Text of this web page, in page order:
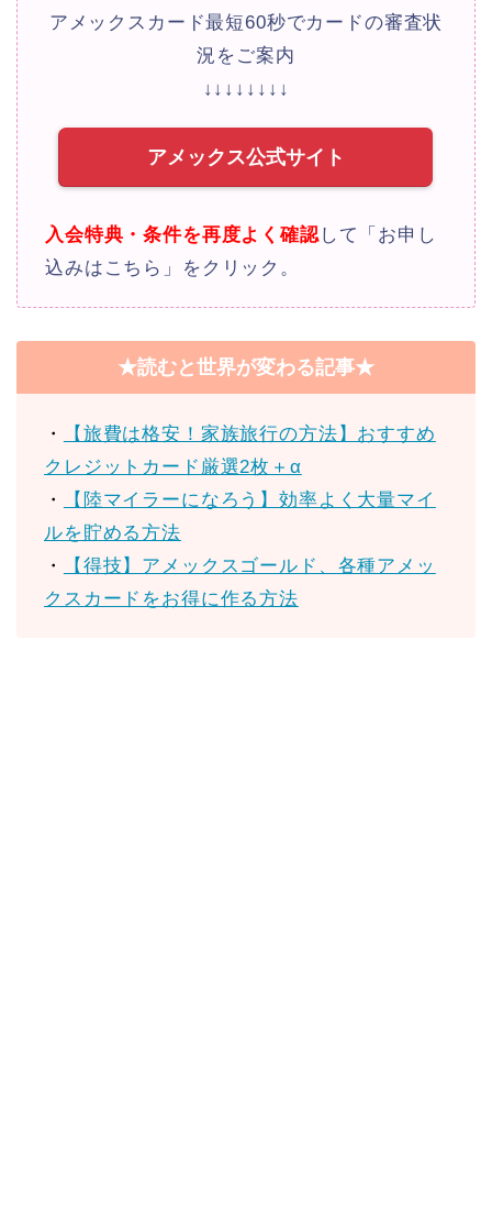
アメックスカード最短60秒でカードの審査状
況をご案内
↓↓↓↓↓↓↓↓
アメックス公式サイト
入会特典・条件を再度よく確認して「お申し
込みはこちら」をクリック。
★読むと世界が変わる記事★
・
【旅費は格安！家族旅行の方法】おすすめ
クレジットカード厳選2枚＋α
・
【陸マイラーになろう】効率よく大量マイ
ルを貯める方法
・
【得技】アメックスゴールド、各種アメッ
クスカードをお得に作る方法